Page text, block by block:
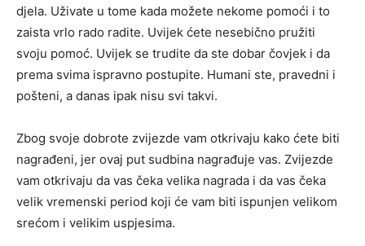
djela. Uživate u tome kada možete nekome pomoći i to
zaista vrlo rado radite. Uvijek ćete nesebično pružiti
svoju pomoć. Uvijek se trudite da ste dobar čovjek i da
prema svima ispravno postupite. Humani ste, pravedni i
pošteni, a danas ipak nisu svi takvi.
Zbog svoje dobrote zvijezde vam otkrivaju kako ćete biti
nagrađeni, jer ovaj put sudbina nagrađuje vas. Zvijezde
vam otkrivaju da vas čeka velika nagrada i da vas čeka
velik vremenski period koji će vam biti ispunjen velikom
srećom i velikim uspjesima.